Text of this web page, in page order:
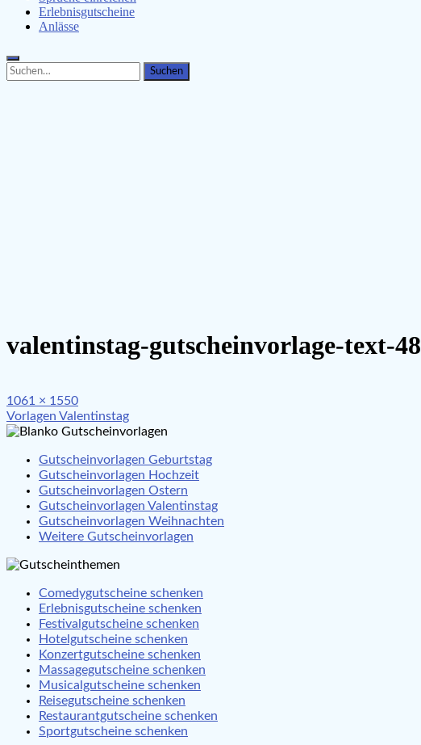
Erlebnisgutscheine
Anlässe
Search
for:
Search
valentinstag-gutscheinvorlage-text-48
Full
size
1061 × 1550
Beitragsnavigation
Vorlagen Valentinstag
Gutscheinvorlagen Geburtstag
Gutscheinvorlagen Hochzeit
Gutscheinvorlagen Ostern
Gutscheinvorlagen Valentinstag
Gutscheinvorlagen Weihnachten
Weitere Gutscheinvorlagen
Comedygutscheine schenken
Erlebnisgutscheine schenken
Festivalgutscheine schenken
Hotelgutscheine schenken
Konzertgutscheine schenken
Massagegutscheine schenken
Musicalgutscheine schenken
Reisegutscheine schenken
Restaurantgutscheine schenken
Sportgutscheine schenken